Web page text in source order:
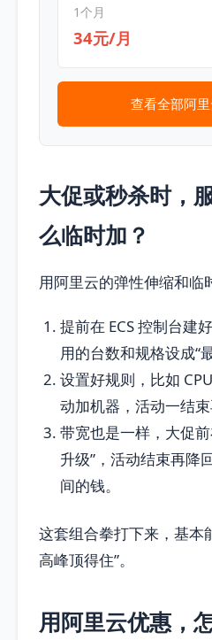
1个月
34元/月
查看全部阿
大促或秒杀时，
么临时加？
用阿里云的弹性伸缩和临
提前在 ECS 控制台建
用的台数和规格设成“
设置好规则，比如
动加机器，活动一结束
带宽也是一样，大促
升级”，活动结束再降
间的钱。
这套组合拳打下来，基本
高峰顶得住”。
用阿里云优惠，